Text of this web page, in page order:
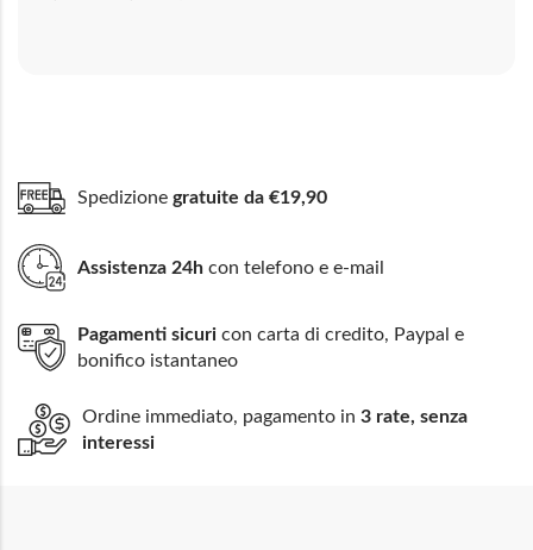
Spedizione gratuite da €19,90
Assistenza 24h con telefono e e-mail
Pagamenti sicuri con carta di credito, Paypal e
bonifico istantaneo
Ordine immediato, pagamento in 3 rate, senza
interessi